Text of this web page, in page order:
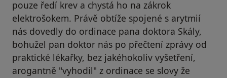
pouze ředí krev a chystá ho na zákrok
elektrošokem. Právě obtíže spojené s arytmií
nás dovedly do ordinace pana doktora Skály,
bohužel pan doktor nás po přečtení zprávy od
praktické lékařky, bez jakéhokoliv vyšetření,
arogantně "vyhodil" z ordinace se slovy že